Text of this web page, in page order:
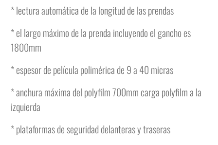
* lectura automática de la longitud de las prendas
* el largo máximo de la prenda incluyendo el gancho es
1800mm
* espesor de película polimérica de 9 a 40 micras
* anchura máxima del polyfilm 700mm carga polyfilm a la
izquierda
* plataformas de seguridad delanteras y traseras